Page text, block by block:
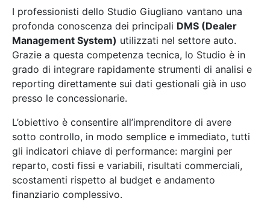
I professionisti dello Studio Giugliano vantano una
profonda conoscenza dei principali DMS (Dealer
Management System) utilizzati nel settore auto.
Grazie a questa competenza tecnica, lo Studio è in
grado di integrare rapidamente strumenti di analisi e
reporting direttamente sui dati gestionali già in uso
presso le concessionarie.
L’obiettivo è consentire all’imprenditore di avere
sotto controllo, in modo semplice e immediato, tutti
gli indicatori chiave di performance: margini per
reparto, costi fissi e variabili, risultati commerciali,
scostamenti rispetto al budget e andamento
finanziario complessivo.